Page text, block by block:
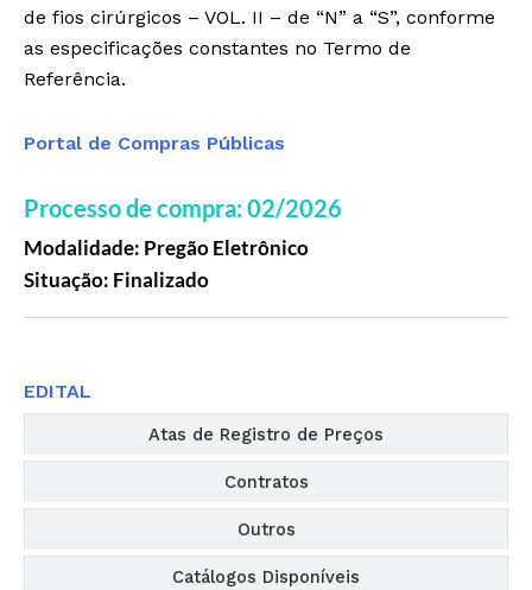
de fios cirúrgicos – VOL. II – de “N” a “S”, conforme
as especificações constantes no Termo de
Referência.
Portal de Compras Públicas
Processo de compra: 02/2026
Modalidade: Pregão Eletrônico
Situação: Finalizado
Atas de Registro de Preços
Contratos
Outros
Catálogos Disponíveis
EDITAL